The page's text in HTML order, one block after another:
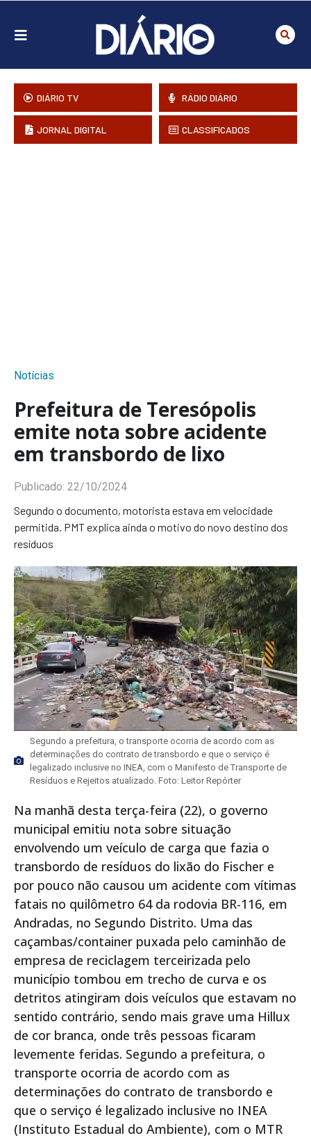
DIÁRIO TV RÁDIO DIÁRIO
JORNAL DIGITAL CLASSIFICADOS
Notícias
Prefeitura de Teresópolis
emite nota sobre acidente
em transbordo de lixo
Publicado: 22/10/2024
Segundo o documento, motorista estava em velocidade
permitida. PMT explica ainda o motivo do novo destino dos
resíduos
Segundo a prefeitura, o transporte ocorria de acordo com as
determinações do contrato de transbordo e que o serviço é
legalizado inclusive no INEA, com o Manifesto de Transporte de
Resíduos e Rejeitos atualizado. Foto: Leitor Repórter
Na manhã desta terça-feira (22), o governo
municipal emitiu nota sobre situação
envolvendo um veículo de carga que fazia o
transbordo de resíduos do lixão do Fischer e
por pouco não causou um acidente com vítimas
fatais no quilômetro 64 da rodovia BR-116, em
Andradas, no Segundo Distrito. Uma das
caçambas/container puxada pelo caminhão de
empresa de reciclagem terceirizada pelo
município tombou em trecho de curva e os
detritos atingiram dois veículos que estavam no
sentido contrário, sendo mais grave uma Hillux
de cor branca, onde três pessoas ficaram
levemente feridas. Segundo a prefeitura, o
transporte ocorria de acordo com as
determinações do contrato de transbordo e
que o serviço é legalizado inclusive no INEA
(Instituto Estadual do Ambiente), com o MTR